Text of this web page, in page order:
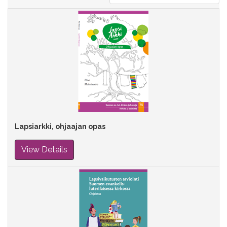
Lapsiarkki, ohjaajan opas
View Details